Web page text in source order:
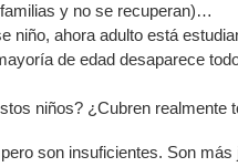
y no se recuperan)…
ahora adulto está
de edad desaparece
niños? ¿Cubren realmente
son insuficientes. Son